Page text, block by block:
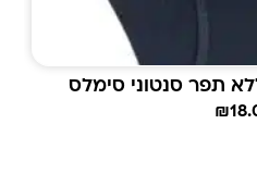
תפר סנטוני סימלס
₪